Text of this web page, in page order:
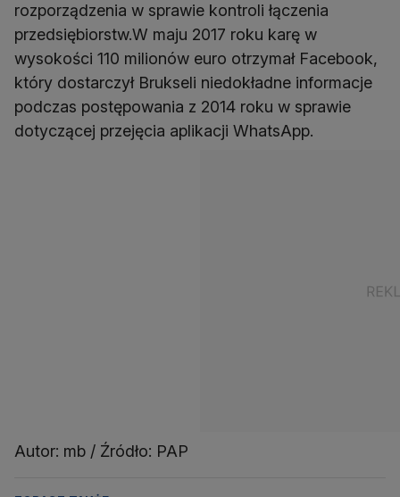
rozporządzenia w sprawie kontroli łączenia
przedsiębiorstw.W maju 2017 roku karę w
wysokości 110 milionów euro otrzymał Facebook,
który dostarczył Brukseli niedokładne informacje
podczas postępowania z 2014 roku w sprawie
dotyczącej przejęcia aplikacji WhatsApp.
Autor: mb / Źródło: PAP